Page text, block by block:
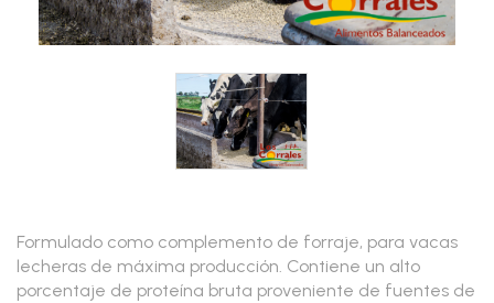
Formulado como complemento de forraje, para vacas
lecheras de máxima producción. Contiene un alto
porcentaje de proteína bruta proveniente de fuentes de